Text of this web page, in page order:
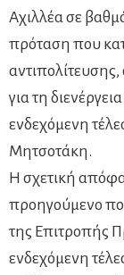
Αχιλλέα σε
πρόταση που
για τη
ενδεχόμενη
Μητσοτάκη.
Η σχετική
προηγούμενο
της Επιτροπής
ενδεχόμενη